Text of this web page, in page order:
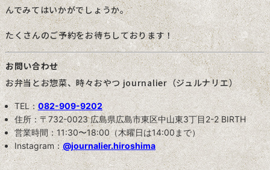
んでみてはいかがでしょうか。
たくさんのご予約をお待ちしております！
お問い合わせ
お弁当とお惣菜、時々おやつ journalier（ジュルナリエ）
TEL：082-909-9202
住所：〒732-0023 広島県広島市東区中山東3丁目2-2 BIRTH
営業時間：11:30〜18:00（木曜日は14:00まで）
Instagram：@journalier.hiroshima